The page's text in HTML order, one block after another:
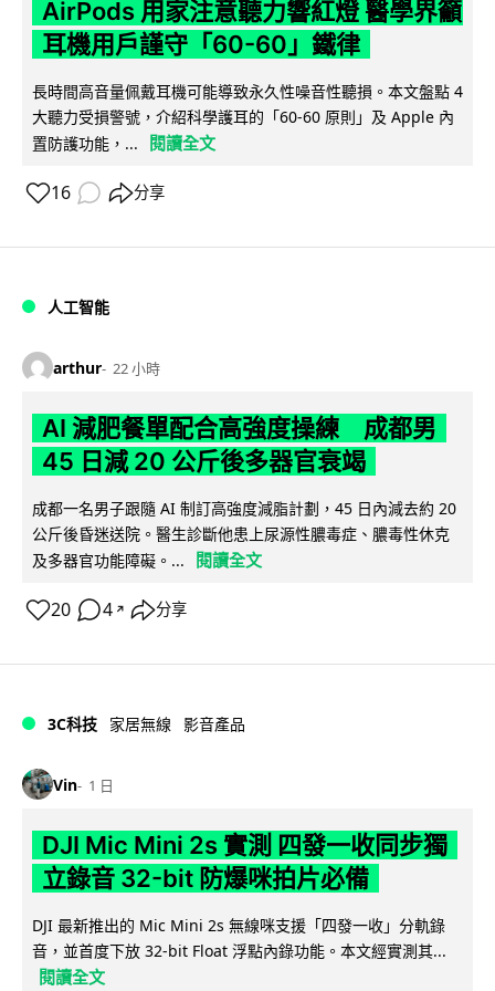
AirPods 用家注意聽力響紅燈 醫學界籲
耳機用戶謹守「60-60」鐵律
長時間高音量佩戴耳機可能導致永久性噪音性聽損。本文盤點 4
大聽力受損警號，介紹科學護耳的「60-60 原則」及 Apple 內
置防護功能，...
閱讀全文
16 分享
人工智能
arthur 22 小時
AI 減肥餐單配合高強度操練 成都男
45 日減 20 公斤後多器官衰竭
成都一名男子跟隨 AI 制訂高強度減脂計劃，45 日內減去約 20
公斤後昏迷送院。醫生診斷他患上尿源性膿毒症、膿毒性休克
及多器官功能障礙。...
閱讀全文
20 4 ↗ 分享
3C科技 家居無線 影音產品
Vin 1 日
DJI Mic Mini 2s 實測 四發一收同步獨
立錄音 32-bit 防爆咪拍片必備
DJI 最新推出的 Mic Mini 2s 無線咪支援「四發一收」分軌錄
音，並首度下放 32-bit Float 浮點內錄功能。本文經實測其...
閱讀全文